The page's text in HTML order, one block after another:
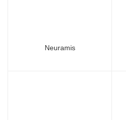
Neuramis